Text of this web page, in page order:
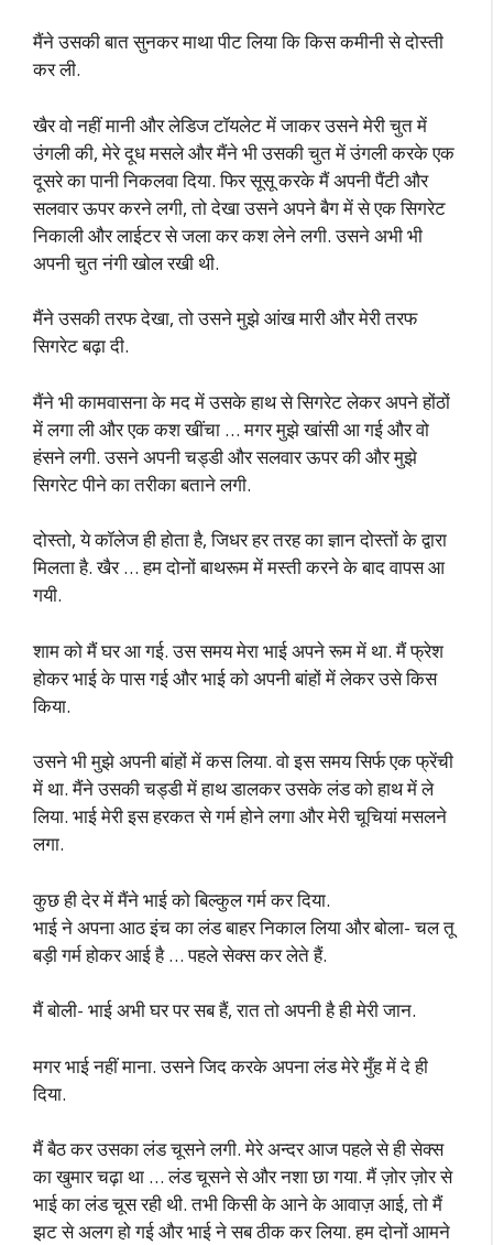
मैंने उसकी बात सुनकर माथा पीट लिया कि किस कमीनी से दोस्ती
कर ली.
खैर वो नहीं मानी और लेडिज टॉयलेट में जाकर उसने मेरी चुत में
उंगली की, मेरे दूध मसले और मैंने भी उसकी चुत में उंगली करके एक
दूसरे का पानी निकलवा दिया. फिर सूसू करके मैं अपनी पैंटी और
सलवार ऊपर करने लगी, तो देखा उसने अपने बैग में से एक सिगरेट
निकाली और लाईटर से जला कर कश लेने लगी. उसने अभी भी
अपनी चुत नंगी खोल रखी थी.
मैंने उसकी तरफ देखा, तो उसने मुझे आंख मारी और मेरी तरफ
सिगरेट बढ़ा दी.
मैंने भी कामवासना के मद में उसके हाथ से सिगरेट लेकर अपने होंठों
में लगा ली और एक कश खींचा … मगर मुझे खांसी आ गई और वो
हंसने लगी. उसने अपनी चड्डी और सलवार ऊपर की और मुझे
सिगरेट पीने का तरीका बताने लगी.
दोस्तो, ये कॉलेज ही होता है, जिधर हर तरह का ज्ञान दोस्तों के द्वारा
मिलता है. खैर … हम दोनों बाथरूम में मस्ती करने के बाद वापस आ
गयी.
शाम को मैं घर आ गई. उस समय मेरा भाई अपने रूम में था. मैं फ्रेश
होकर भाई के पास गई और भाई को अपनी बांहों में लेकर उसे किस
किया.
उसने भी मुझे अपनी बांहों में कस लिया. वो इस समय सिर्फ एक फ्रेंची
में था. मैंने उसकी चड्डी में हाथ डालकर उसके लंड को हाथ में ले
लिया. भाई मेरी इस हरकत से गर्म होने लगा और मेरी चूचियां मसलने
लगा.
कुछ ही देर में मैंने भाई को बिल्कुल गर्म कर दिया.
भाई ने अपना आठ इंच का लंड बाहर निकाल लिया और बोला- चल तू
बड़ी गर्म होकर आई है … पहले सेक्स कर लेते हैं.
मैं बोली- भाई अभी घर पर सब हैं, रात तो अपनी है ही मेरी जान.
मगर भाई नहीं माना. उसने जिद करके अपना लंड मेरे मुँह में दे ही
दिया.
मैं बैठ कर उसका लंड चूसने लगी. मेरे अन्दर आज पहले से ही सेक्स
का खुमार चढ़ा था … लंड चूसने से और नशा छा गया. मैं ज़ोर ज़ोर से
भाई का लंड चूस रही थी. तभी किसी के आने के आवाज़ आई, तो मैं
झट से अलग हो गई और भाई ने सब ठीक कर लिया. हम दोनों आमने